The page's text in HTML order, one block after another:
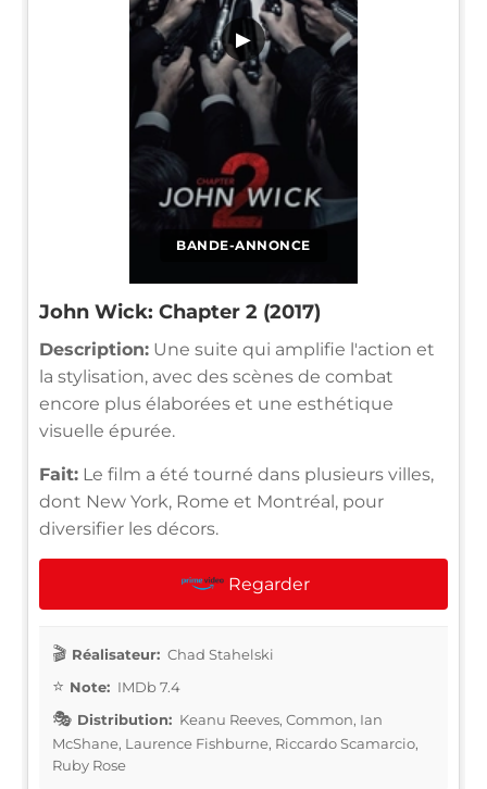
BANDE-ANNONCE
▶
John Wick: Chapter 2 (2017)
Description: Une suite qui amplifie l'action et
la stylisation, avec des scènes de combat
encore plus élaborées et une esthétique
visuelle épurée.
Fait: Le film a été tourné dans plusieurs villes,
dont New York, Rome et Montréal, pour
diversifier les décors.
Regarder
Réalisateur: Chad Stahelski
Note: IMDb 7.4
Distribution: Keanu Reeves, Common, Ian
McShane, Laurence Fishburne, Riccardo Scamarcio,
Ruby Rose